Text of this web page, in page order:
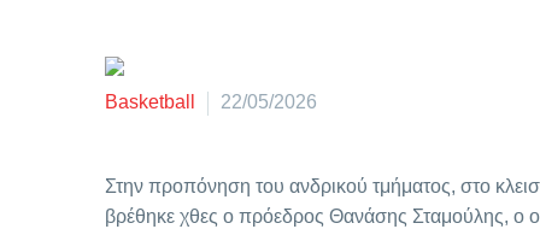
Basketball 22/05/2026
Στην προπόνηση του ανδρικού τμήματος, στο
βρέθηκε χθες ο πρόεδρος Θανάσης Σταμούλης, ο